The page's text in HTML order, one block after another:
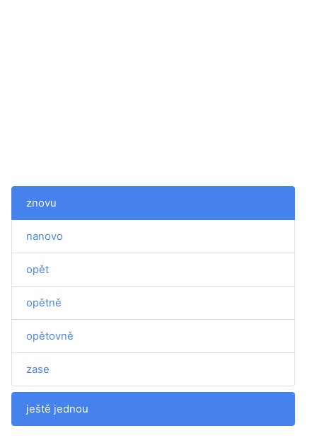
znovu
nanovo
opět
opětně
opětovně
zase
ještě jednou